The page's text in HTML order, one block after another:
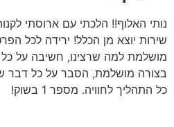
נותי האלוף!! הלכתי עם ארוסתי
שירות יוצא מן הכלל! ירידה לכל
מושלמת למה שרצינו, חשיבה על
בצורה מושלמת, הסבר על כל דבר
כל התהליך לחוויה. מספר 1 בשוק!